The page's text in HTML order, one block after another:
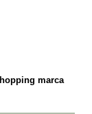
marca